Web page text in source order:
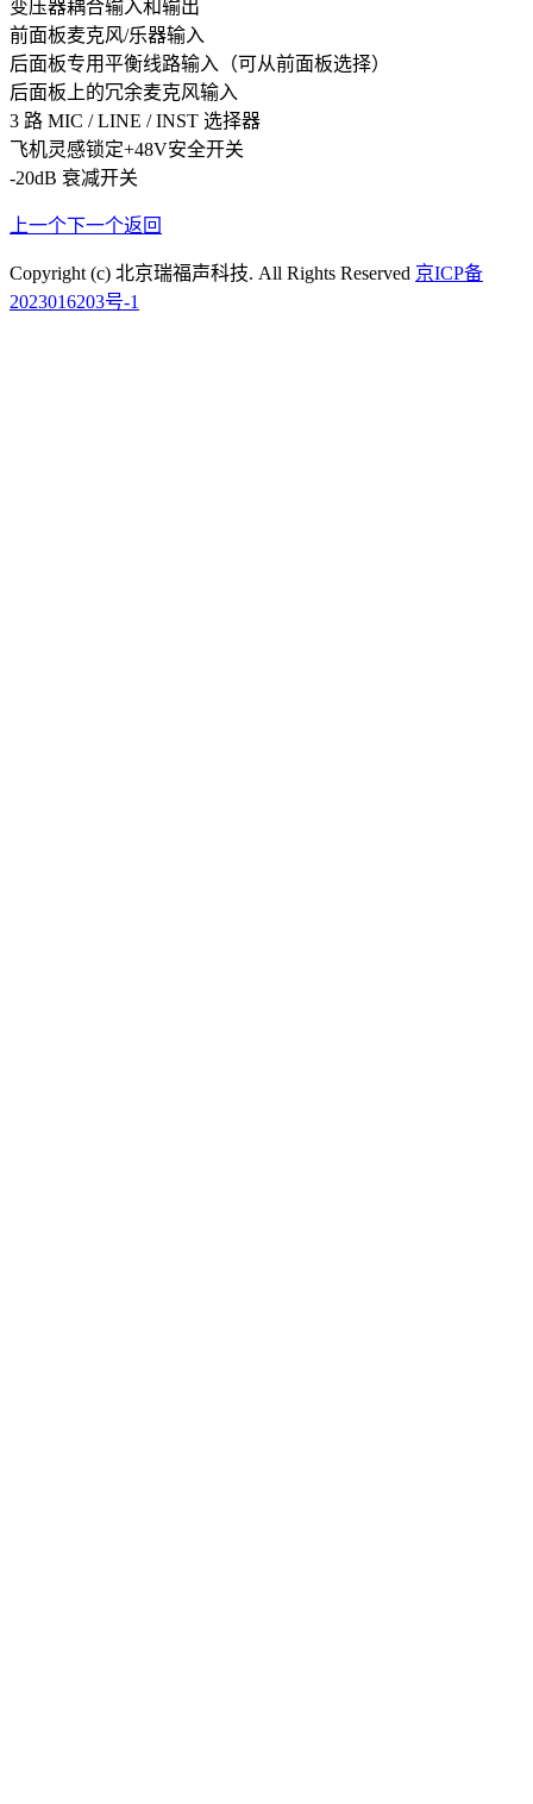
变压器耦合输入和输出
前面板麦克风/乐器输入
后面板专用平衡线路输入（可从前面板选择）
后面板上的冗余麦克风输入
3 路 MIC / LINE / INST 选择器
飞机灵感锁定+48V安全开关
-20dB 衰减开关
上一个下一个返回
Copyright (c) 北京瑞福声科技. All Rights Reserved 京ICP备
2023016203号-1